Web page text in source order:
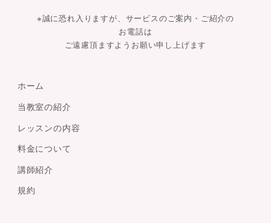
※誠に恐れ入りますが、サービスのご案内・ご紹介の
お電話は
ご遠慮頂ますようお願い申し上げます
ホーム
当教室の紹介
レッスンの内容
料金について
講師紹介
規約